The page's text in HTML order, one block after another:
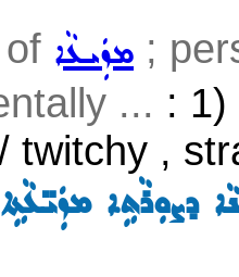
ܡܙܲܝܥܵܐ ;
... :
twitchy ,
ܕܨܘܼܪܵܬܹܐ ܡܙܲܝ̈ܥܵܬܹܐ